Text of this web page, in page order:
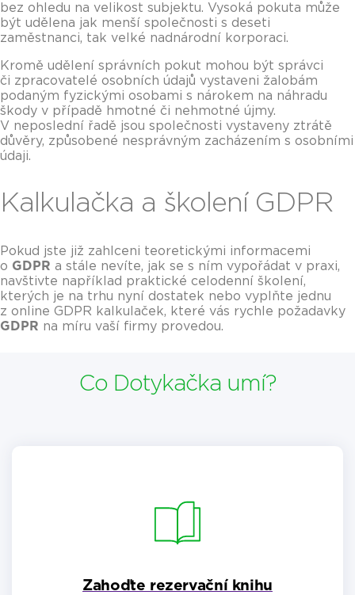
bez ohledu na velikost subjektu. Vysoká pokuta může
být udělena jak menší společnosti s deseti
zaměstnanci, tak velké nadnárodní korporaci.
Kromě udělení správních pokut mohou být správci
či zpracovatelé osobních údajů vystaveni žalobám
podaným fyzickými osobami s nárokem na náhradu
škody v případě hmotné či nehmotné újmy.
V neposlední řadě jsou společnosti vystaveny ztrátě
důvěry, způsobené nesprávným zacházením s osobními
údaji.
Kalkulačka a školení GDPR
Pokud jste již zahlceni teoretickými informacemi
o GDPR a stále nevíte, jak se s ním vypořádat v praxi,
navštivte například praktické celodenní školení,
kterých je na trhu nyní dostatek nebo vyplňte jednu
z online GDPR kalkulaček, které vás rychle požadavky
GDPR na míru vaší firmy provedou.
Co Dotykačka umí?
Zahoďte rezervační knihu